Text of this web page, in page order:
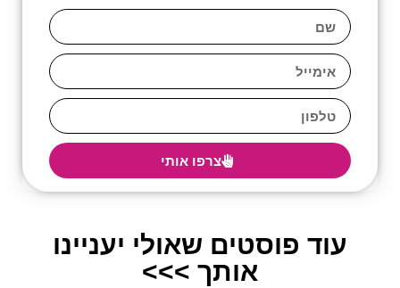
צרפו אותי
עוד פוסטים שאולי יעניינו
אותך >>>